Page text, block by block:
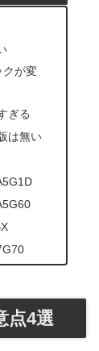
クが変
ぎる
は無い
点4選